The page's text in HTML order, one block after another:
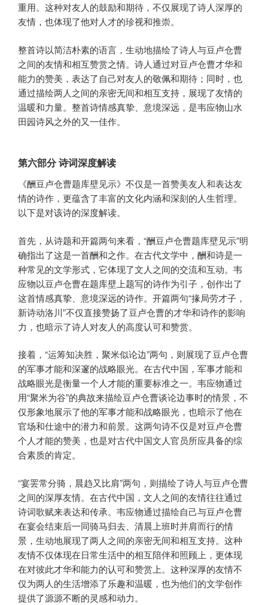
重用。这种对友人的鼓励和期待，不仅展现了诗人深厚的
友情，也体现了他对人才的珍视和推崇。
整首诗以简洁朴素的语言，生动地描绘了诗人与豆卢仓曹
之间的友情和相互赞赏之情。诗人通过对豆卢仓曹才华和
能力的赞美，表达了自己对友人的敬佩和期待；同时，也
通过描绘两人之间的亲密无间和相互支持，展现了友情的
温暖和力量。整首诗情感真挚、意境深远，是韦应物山水
田园诗风之外的又一佳作。
第六部分 诗词深度解读
《酬豆卢仓曹题库壁见示》不仅是一首赞美友人和表达友
情的诗作，更蕴含了丰富的文化内涵和深刻的人生哲理。
以下是对该诗的深度解读。
首先，从诗题和开篇两句来看，“酬豆卢仓曹题库壁见示”明
确指出了这是一首酬和之作。在古代文学中，酬和诗是一
种常见的文学形式，它体现了文人之间的交流和互动。韦
应物以豆卢仓曹在题库壁上题写的诗作为引子，创作出了
这首情感真挚、意境深远的诗作。开篇两句“掾局劳才子，
新诗动洛川”不仅直接赞扬了豆卢仓曹的才华和诗作的影响
力，也暗示了诗人对友人的高度认可和赞赏。
接着，“运筹知决胜，聚米似论边”两句，则展现了豆卢仓曹
的军事才能和深邃的战略眼光。在古代中国，军事才能和
战略眼光是衡量一个人才能的重要标准之一。韦应物通过
用“聚米为谷”的典故来描绘豆卢仓曹谈论边事时的情景，不
仅形象地展示了他的军事才能和战略眼光，也暗示了他在
官场和仕途中的潜力和前景。这两句诗不仅是对豆卢仓曹
个人才能的赞美，也是对古代中国文人官员所应具备的综
合素质的肯定。
“宴罢常分骑，晨趋又比肩”两句，则描绘了诗人与豆卢仓曹
之间的深厚友情。在古代中国，文人之间的友情往往通过
诗词歌赋来表达和传承。韦应物通过描绘自己与豆卢仓曹
在宴会结束后一同骑马归去、清晨上班时并肩而行的情
景，生动地展现了两人之间的亲密无间和相互支持。这种
友情不仅体现在日常生活中的相互陪伴和照顾上，更体现
在对彼此才华和能力的认可和赞赏上。这种深厚的友情不
仅为两人的生活增添了乐趣和温暖，也为他们的文学创作
提供了源源不断的灵感和动力。